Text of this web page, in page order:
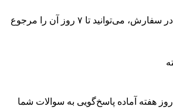
در صورت وجود مشکل در سفارش، می‌توانید تا ۷ روز آن را مرجوع
کارشناس‌های مهربان 7روز هفته آماده پاسخ‌گویی به سوالات شما